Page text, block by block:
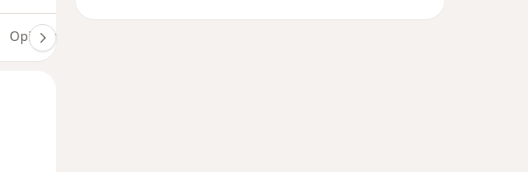
Opiniones (215)